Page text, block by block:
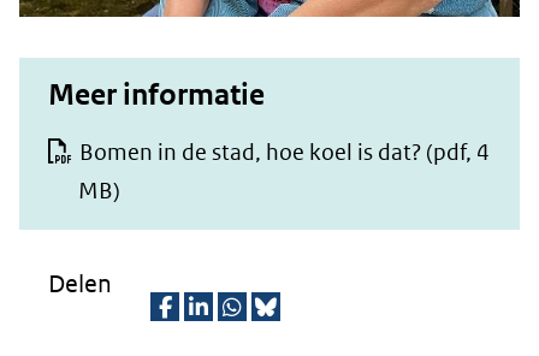
Meer informatie
Bomen in de stad, hoe koel is dat? (pdf, 4
MB)
Delen